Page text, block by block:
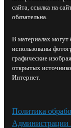
сайта, ссылка на
обязательна.
В материалах могут
использованы
графические
открытых
Интернет.
Политика
Администрации